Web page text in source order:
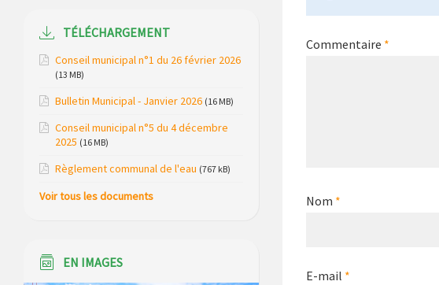
Commentaire *
Nom *
E-mail *
les permanences de la gendarmerie
Maison des services de Ruynes en
Margeride – programme du mois de
Modification de gestion du camping de
Saint Just, ses bungalows bois, ses
Réunion d’installation du nouveau
Campagne de collecte des plastiques
agricoles le 22 avril 2026
TÉLÉCHARGEMENT
Conseil municipal n°1 du 26 février 2026
(13 MB)
Bulletin Municipal - Janvier 2026 (16 MB)
Conseil municipal n°5 du 4 décembre
2025 (16 MB)
Règlement communal de l'eau (767 kB)
Voir tous les documents
EN IMAGES